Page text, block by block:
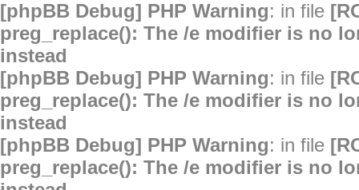
[phpBB Debug] PHP Warning: in file
preg_replace(): The /e modifier is no
instead
[phpBB Debug] PHP Warning: in file
preg_replace(): The /e modifier is no
instead
[phpBB Debug] PHP Warning: in file
preg_replace(): The /e modifier is no